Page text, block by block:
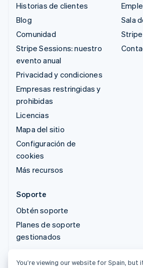
Historias de clientes
Blog
Comunidad
Stripe Sessions: nuestro
evento anual
Privacidad y condiciones
Empresas restringidas y
prohibidas
Licencias
Mapa del sitio
Configuración de
cookies
Más recursos
Sala
Soporte
Obtén soporte
Planes de soporte
gestionados
© 2026 Stripe, LLC
You’re viewing our website for Spain, but